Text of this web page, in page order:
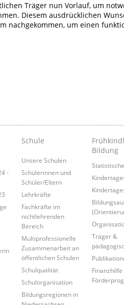
Träger nun Vorlauf, um
Diesem ausdrücklichen
nachgekommen, um einen
-
Schule
Unsere Schulen
Schülerinnen und
Schüler/Eltern
Lehrkräfte
Fachkräfte im
nichtlehrenden
Bereich
Multiprofessionelle
Zusammenarbeit an
öffentlichen Schulen
Schulqualität
Schulorganisation
Bildungsregionen in
Bildung
Träger &
Finanzhilfe